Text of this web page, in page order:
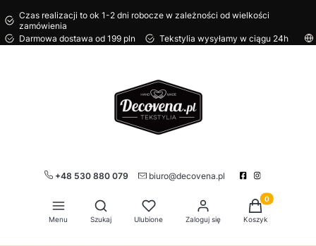
Czas realizacji to ok 1-2 dni robocze w zależności od wielkości
zamówienia
Darmowa dostawa od 199 pln
Tekstylia wysyłamy w ciągu 24h
+48 530 880 079 biuro@decovena.pl
Menu
Otwórz wyszukiwarkę
Szukaj Ulubione Zaloguj się
Produkty w
Koszyk